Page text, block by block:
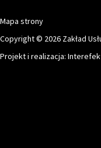
Mapa strony
Copyright © 2026 Zakład
Projekt i realizacja: